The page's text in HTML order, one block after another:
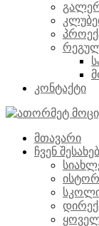
კონტაქტი
მთავარი
ჩვენ შესახებ